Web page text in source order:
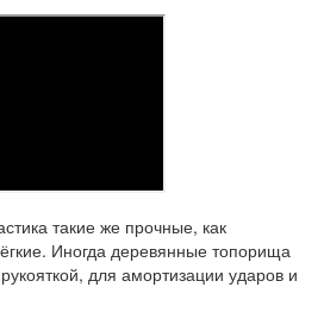
такие же прочные, как
Иногда деревянные топорища
для амортизации ударов и